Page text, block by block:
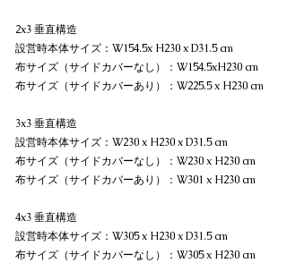
2x3 垂直構造
設営時本体サイズ：W154.5x H230 x D31.5 cm
布サイズ（サイドカバーなし）：W154.5xH230 cm
布サイズ（サイドカバーあり）：W225.5 x H230 cm
3x3 垂直構造
設営時本体サイズ：W230 x H230 x D31.5 cm
布サイズ（サイドカバーなし）：W230 x H230 cm
布サイズ（サイドカバーあり）：W301 x H230 cm
4x3 垂直構造
設営時本体サイズ：W305 x H230 x D31.5 cm
布サイズ（サイドカバーなし）：W305 x H230 cm